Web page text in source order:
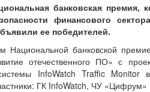
банковская премия,
финансового
ее победителей.
Национальной банковской
отечественного ПО» с
InfoWatch Traffic Monitor
ГК InfoWatch, ЧУ «Цифрум»